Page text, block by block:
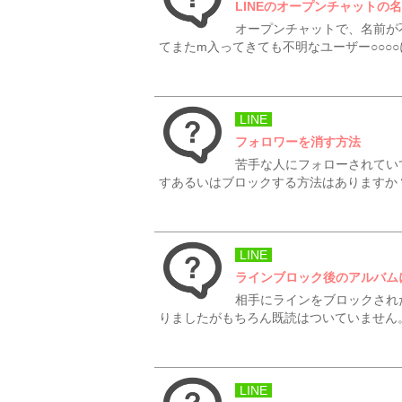
LINEのオープンチャットの
オープンチャットで、名前
てまたm入ってきても不明なユーザー
LINE
フォロワーを消す方法
苦手な人にフォローされて
すあるいはブロックする方法はありますか
LINE
ラインブロック後のアルバム
相手にラインをブロックさ
りましたがもちろん既読はついていませ
LINE